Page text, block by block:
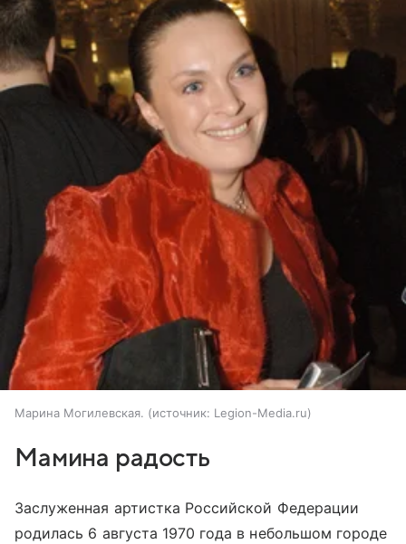
Марина Могилевская. источник: Legion-Media.ru
Мамина радость
Заслуженная артистка Российской Федерации
родилась 6 августа 1970 года в небольшом городе